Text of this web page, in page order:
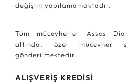
değişim yapılamamaktadır.
Tüm mücevherler Assos
altında, özel mücevher
gönderilmektedir.
ALIŞVERİŞ KREDİSİ